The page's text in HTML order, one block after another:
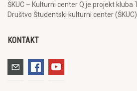
ŠKUC – Kulturni center Q je projekt kluba
Društvo Študentski kulturni center (ŠKUC).
KONTAKT